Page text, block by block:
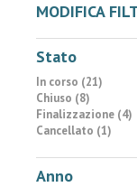
MODIFICA
Stato
In corso (21)
Chiuso (8)
Finalizzazione (4)
Cancellato (1)
Anno